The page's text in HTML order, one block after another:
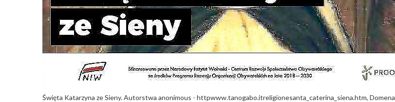
Święta Katarzyna ze Sieny. Autorstwa anonimous - httpwww.tanogabo.itreligionesanta_caterina_siena.htm, Domena